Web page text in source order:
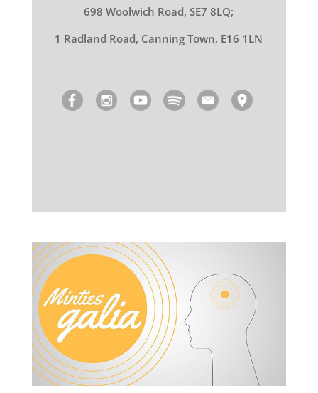
698 Woolwich Road, SE7 8LQ;
1 Radland Road, Canning Town, E16 1LN